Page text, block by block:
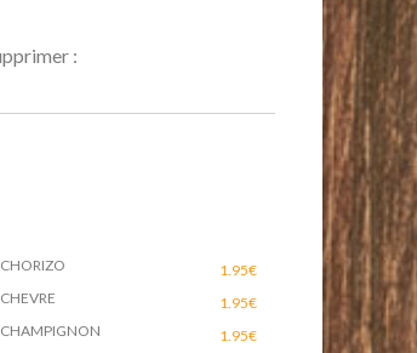
:
CHORIZO
1.95€
CHEVRE
1.95€
CHAMPIGNON
1.95€